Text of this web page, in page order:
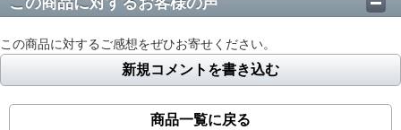
この商品に対するご感想をぜひお寄せください。
新規コメントを書き込む
商品一覧に戻る